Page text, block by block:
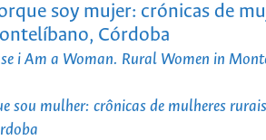
soy mujer: crónicas de
Córdoba
i Am a Woman. Rural Women in
sou mulher: crônicas de mulheres